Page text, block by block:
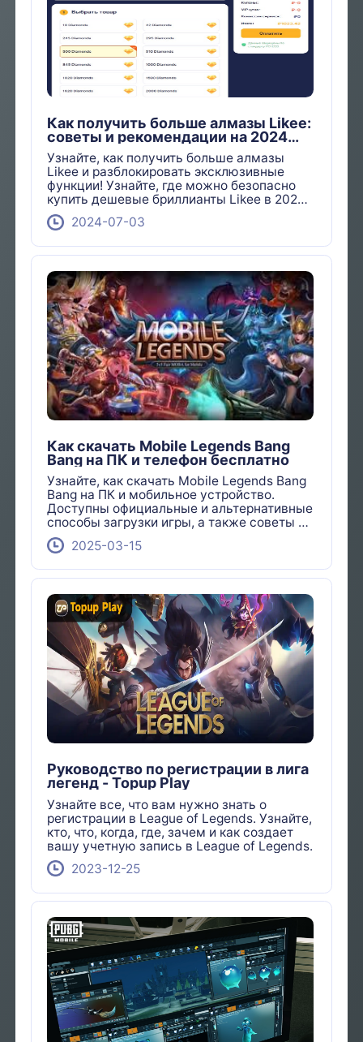
Как получить больше алмазы Likee:
советы и рекомендации на 2024
год!
Узнайте, как получить больше алмазы
Likee и разблокировать эксклюзивные
функции! Узнайте, где можно безопасно
купить дешевые бриллианты Likee в 2024
году.
2024-07-03
Как скачать Mobile Legends Bang
Bang на ПК и телефон бесплатно
Узнайте, как скачать Mobile Legends Bang
Bang на ПК и мобильное устройство.
Доступны официальные и альтернативные
способы загрузки игры, а также советы по
установке.
2025-03-15
Руководство по регистрации в лига
легенд - Topup Play
Узнайте все, что вам нужно знать о
регистрации в League of Legends. Узнайте,
кто, что, когда, где, зачем и как создает
вашу учетную запись в League of Legends.
2023-12-25